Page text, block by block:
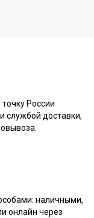
России
службой доставки,
наличными,
онлайн через